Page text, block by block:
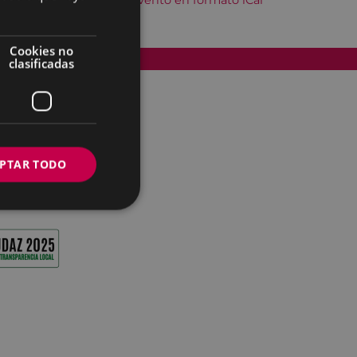
Accesibilidad
Cookies no
clasificadas
TODO